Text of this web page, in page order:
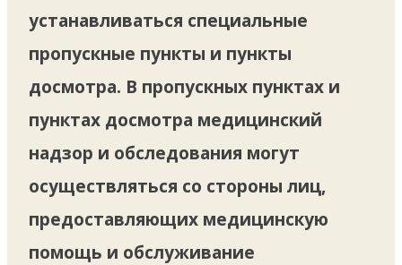
устанавливаться специальные
пропускные пункты и пункты
досмотра. В пропускных пунктах и
пунктах досмотра медицинский
надзор и обследования могут
осуществляться со стороны лиц,
предоставляющих медицинскую
помощь и обслуживание